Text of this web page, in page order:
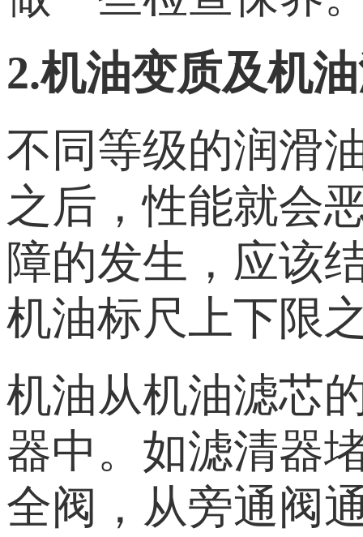
2.机油变质及机
不同等级的润滑
之后，性能就会
障的发生，应该
机油标尺上下限
机油从机油滤芯
器中。如滤清器
全阀，从旁通阀